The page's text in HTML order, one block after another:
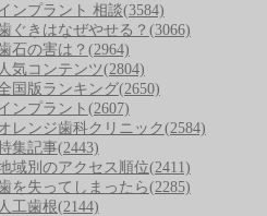
ンプラント 相談(3584)
ぐきはなぜやせる？ (3066)
石の害は？ (2964)
人気コンテンツ(2804)
国版ランキング(2650)
ンプラント(2607)
レンジ歯科クリニック(2584)
集記事(2443)
域別のアクセス順位(2411)
を失ってしまったら(2285)
人工歯根(2144)